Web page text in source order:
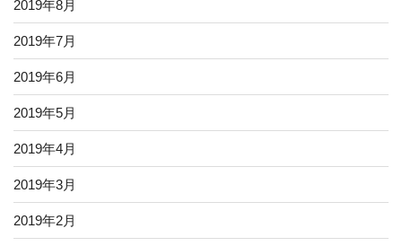
2019年8月
2019年7月
2019年6月
2019年5月
2019年4月
2019年3月
2019年2月